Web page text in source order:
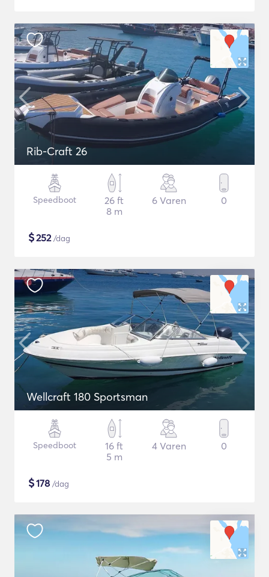
Rib-Craft 26
Speedboot
26 ft
8 m
6 Varen 0
$252/dag
Wellcraft 180 Sportsman
Speedboot
16 ft
5 m
4 Varen 0
$178 /dag